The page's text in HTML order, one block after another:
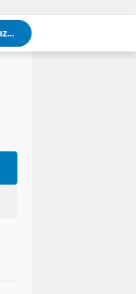
Innalillahi, Cak Sholeh Pengacara "No Viral No Justice" Berpulang, Jenazah Akan Dimakamkan di Ponpes Singa Putih Pasuruan
Operasional SPPG 5 Bandengan berhenti sementara usai menu MBG di duga sebabkan keracunan bagaimana dengan air limbah SPPG 3 Bawu yang di duga cemari sumur warga.
Tepis Isu Miring, AKD Karangbinangun Pastikan BUMDes Transparan dan Diawasi Ketat